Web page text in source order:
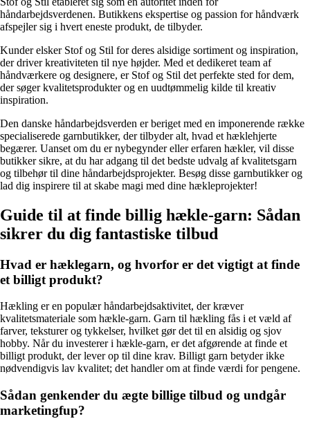
håndarbejdsverdenen. Butikkens ekspertise og passion for håndværk
afspejler sig i hvert eneste produkt, de tilbyder.
Kunder elsker Stof og Stil for deres alsidige sortiment og inspiration,
der driver kreativiteten til nye højder. Med et dedikeret team af
håndværkere og designere, er Stof og Stil det perfekte sted for dem,
der søger kvalitetsprodukter og en uudtømmelig kilde til kreativ
inspiration.
Den danske håndarbejdsverden er beriget med en imponerende række
specialiserede garnbutikker, der tilbyder alt, hvad et hæklehjerte
begærer. Uanset om du er nybegynder eller erfaren hækler, vil disse
butikker sikre, at du har adgang til det bedste udvalg af kvalitetsgarn
og tilbehør til dine håndarbejdsprojekter. Besøg disse garnbutikker og
lad dig inspirere til at skabe magi med dine hækleprojekter!
Guide til at finde billig hækle-garn: Sådan
sikrer du dig fantastiske tilbud
Hvad er hæklegarn, og hvorfor er det vigtigt at finde
et billigt produkt?
Hækling er en populær håndarbejdsaktivitet, der kræver
kvalitetsmateriale som hækle-garn. Garn til hækling fås i et væld af
farver, teksturer og tykkelser, hvilket gør det til en alsidig og sjov
hobby. Når du investerer i hækle-garn, er det afgørende at finde et
billigt produkt, der lever op til dine krav. Billigt garn betyder ikke
nødvendigvis lav kvalitet; det handler om at finde værdi for pengene.
Sådan genkender du ægte billige tilbud og undgår
marketingfup?